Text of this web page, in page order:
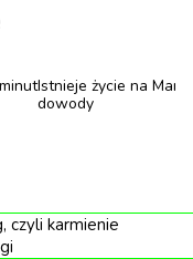
nagród
nowo
Istnieje życie na
dowody
czyli karmienie